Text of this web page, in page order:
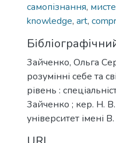
самопізнання,
knowledge, art,
3айченко, Ольга
розумінні себе та
рівень :
3айченко ; кер. Н.
університет імені